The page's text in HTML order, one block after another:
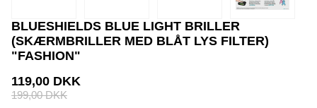
BLUESHIELDS BLUE LIGHT BRILLER
(SKÆRMBRILLER MED BLÅT LYS FILTER)
"FASHION"
119,00DKK
199,00DKK